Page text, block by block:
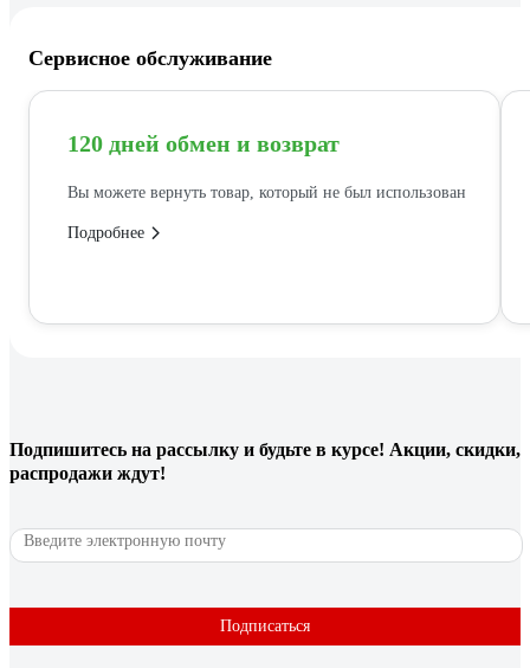
Сервисное обслуживание
120 дней обмен и возврат
Вы можете вернуть товар, который не был использован
Подробнее
Подпишитесь на рассылку и будьте в курсе! Акции, скидки,
распродажи ждут!
Подписаться